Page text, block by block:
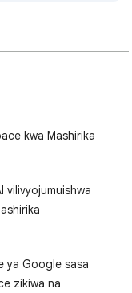
kwa Mashirika
vilivyojumuishwa
ya Google sasa
zikiwa na